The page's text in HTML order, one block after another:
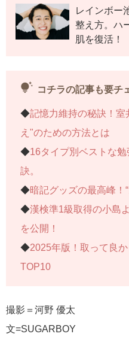
◆加藤綾菜が伝授する“ゆ
◆バッシングと介護疲れ
連載記事一覧へ>>
レインボー
整え方。ハ
肌を復活！
tips_and_updates コチラの記事も要チ
◆記憶力維持の秘訣！
え"のための方法とは
◆16タイプ別ベストな
訣。
◆暗記グッズの最高峰！“
◆漢検準1級取得の小島
を公開！
◆2025年版！取って良
TOP10
撮影＝河野 優太
文=SUGARBOY